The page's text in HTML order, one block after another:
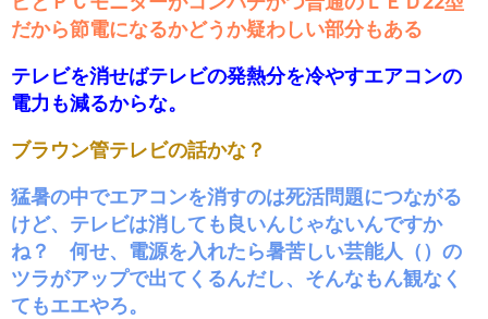
だから節電になるかどうか疑わしい部分もある
テレビを消せばテレビの発熱分を冷やすエアコンの
電力も減るからな。
ブラウン管テレビの話かな？
猛暑の中でエアコンを消すのは死活問題につながる
けど、テレビは消しても良いんじゃないんですか
ね？ 何せ、電源を入れたら暑苦しい芸能人（）の
ツラがアップで出てくるんだし、そんなもん観なく
てもエエやろ。